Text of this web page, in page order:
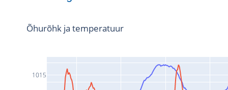
1015
Õhurõhk ja temperatuur